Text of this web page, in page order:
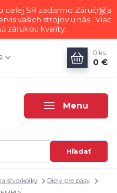
celej SR zadarmo.Záručný a
vašich strojov u nás . Viac
zárukou kvality.
Menu
Hľadať
0 ks
0 €
štvorkolky
Diely pre pásy